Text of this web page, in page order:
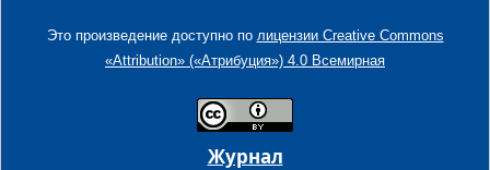
Это произведение доступно по лицензии Creative Commons
«Attribution» («Атрибуция») 4.0 Всемирная
Журнал